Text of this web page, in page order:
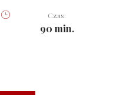
Czas:
90 min.